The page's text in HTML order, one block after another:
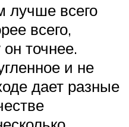
лучше всего
всего,
точнее.
и не
дает разные